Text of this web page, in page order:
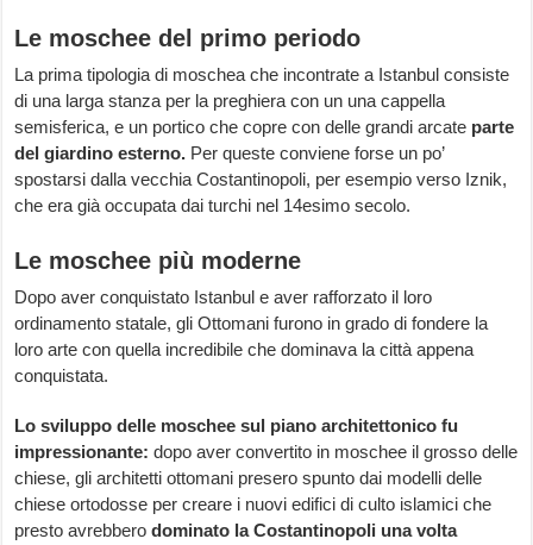
Le moschee del primo periodo
La prima tipologia di moschea che incontrate a Istanbul consiste
di una larga stanza per la preghiera con un una cappella
semisferica, e un portico che copre con delle grandi arcate parte
del giardino esterno. Per queste conviene forse un po’
spostarsi dalla vecchia Costantinopoli, per esempio verso Iznik,
che era già occupata dai turchi nel 14esimo secolo.
Le moschee più moderne
Dopo aver conquistato Istanbul e aver rafforzato il loro
ordinamento statale, gli Ottomani furono in grado di fondere la
loro arte con quella incredibile che dominava la città appena
conquistata.
Lo sviluppo delle moschee sul piano architettonico fu
impressionante:dopo aver convertito in moschee il grosso delle
chiese, gli architetti ottomani presero spunto dai modelli delle
chiese ortodosse per creare i nuovi edifici di culto islamici che
presto avrebberodominato la Costantinopoli una volta